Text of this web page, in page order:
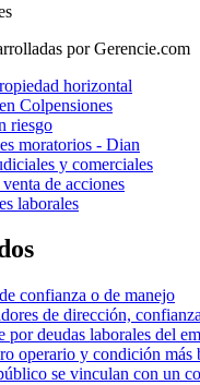
por Gerencie.com
horizontal
Colpensiones
riesgo
moratorios - Dian
y comerciales
de acciones
laborales
confianza o de manejo
de dirección,
por deudas laborales del
operario y condición más
se vinculan con un